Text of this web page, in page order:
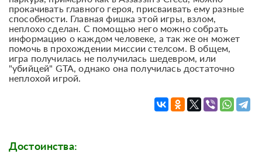
прокачивать главного героя, присваивать ему разные
способности. Главная фишка этой игры, взлом,
неплохо сделан. С помощью него можно собрать
информацию о каждом человеке, а так же он может
помочь в прохождении миссии стелсом. В общем,
игра получилась не получилась шедевром, или
"убийцей" GTA, однако она получилась достаточно
неплохой игрой.
Достоинства: